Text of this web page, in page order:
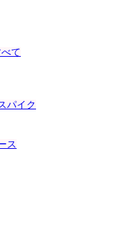
て
パイク
ス